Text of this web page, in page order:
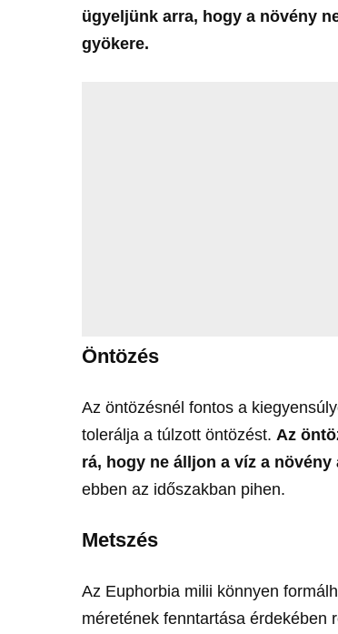
ügyeljünk arra, hogy a növény
gyökere.
Öntözés
Az öntözésnél fontos a
tolerálja a túlzott öntözést.Az
rá, hogy ne álljon a víz a növény
ebben az időszakban pihen.
Metszés
Az Euphorbia milii könnyen
méretének fenntartása érdekében